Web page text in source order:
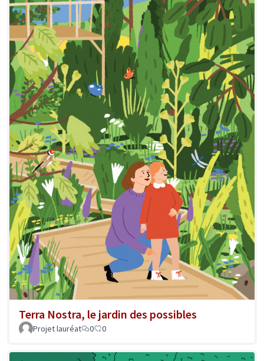
Terra Nostra, le jardin des possibles
Projet lauréat 0 0